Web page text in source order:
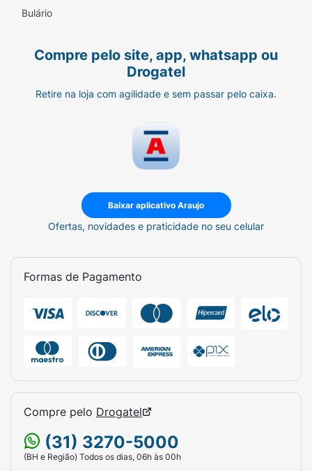
Bulário
Compre pelo site, app, whatsapp ou
Drogatel
Retire na loja com agilidade e sem passar pelo caixa.
Baixar aplicativo Araujo
Ofertas, novidades e praticidade no seu celular
Formas de Pagamento
Compre pelo Drogatel
(31) 3270-5000
(BH e Região) Todos os dias, 06h às 00h